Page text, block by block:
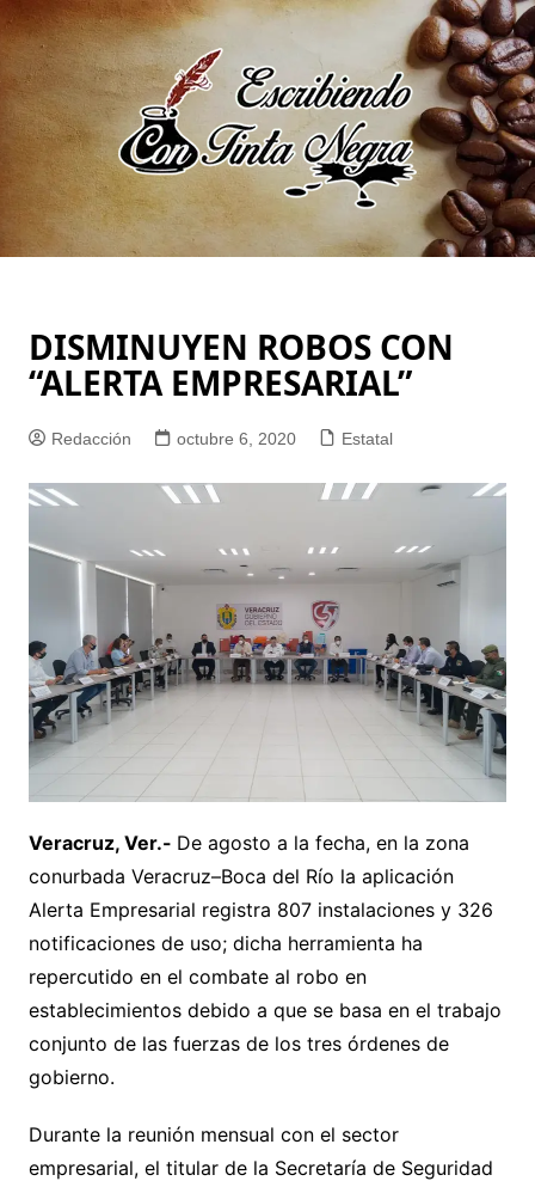
Saltar
al
contenido
DISMINUYEN ROBOS CON
“ALERTA EMPRESARIAL”
Redacción octubre 6, 2020 Estatal
Veracruz, Ver.- De agosto a la fecha, en la zona
conurbada Veracruz–Boca del Río la aplicación
Alerta Empresarial registra 807 instalaciones y 326
notificaciones de uso; dicha herramienta ha
repercutido en el combate al robo en
establecimientos debido a que se basa en el trabajo
conjunto de las fuerzas de los tres órdenes de
gobierno.
Durante la reunión mensual con el sector
empresarial, el titular de la Secretaría de Seguridad